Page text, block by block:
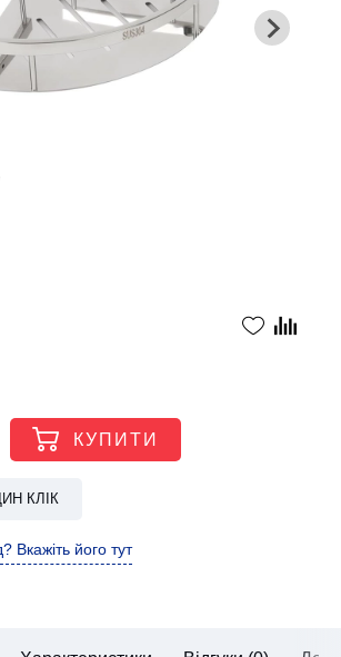
КУПИТИ
КЛІК
Вкажіть його тут